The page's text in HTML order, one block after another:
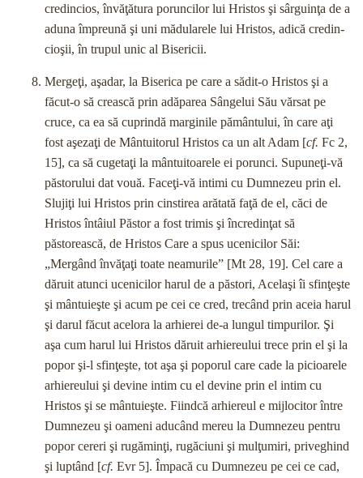
credincios, învăţătura poruncilor lui Hristos şi sârguinţa de a
aduna împreună şi uni mădularele lui Hristos, adică credin­
cioşii, în trupul unic al Bisericii.
Mergeţi, aşadar, la Biserica pe care a sădit-o Hristos şi a
făcut-o să crească prin adăparea Sângelui Său vărsat pe
cruce, ca ea să cuprindă marginile pământului, în care aţi
fost aşezaţi de Mântuitorul Hristos ca un alt Adam [cf. Fc 2,
15], ca să cugetaţi la mântuitoarele ei porunci. Supuneţi-vă
păsto­rului dat vouă. Faceţi-vă intimi cu Dumnezeu prin el.
Slujiţi lui Hristos prin cinstirea arătată faţă de el, căci de
Hristos întâiul Păstor a fost trimis şi încredinţat să
păstorească, de Hristos Care a spus ucenicilor Săi:
„Mergând învăţaţi toate neamurile” [Mt 28, 19]. Cel care a
dăruit atunci ucenicilor harul de a păstori, Acelaşi îi sfinţeşte
şi mântuieşte şi acum pe cei ce cred, trecând prin aceia harul
şi darul făcut acelora la arhierei de-a lungul timpurilor. Şi
aşa cum harul lui Hristos dăruit arhiereului trece prin el şi la
popor şi-l sfinţeşte, tot aşa şi poporul care cade la picioarele
arhiereului şi devine intim cu el devine prin el intim cu
Hristos şi se mântuieşte. Fiindcă arhiereul e mijlocitor între
Dumnezeu şi oameni aducând me­reu la Dumnezeu pentru
popor cereri şi rugăminţi, rugăciuni şi mulţumiri, priveghind
şi luptând [cf. Evr 5]. Împacă cu Dumnezeu pe cei ce cad,